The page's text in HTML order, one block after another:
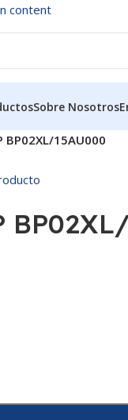
content
Sobre Nosotros
BP02XL/15AU000